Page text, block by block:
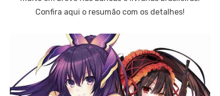
Confira aqui o resumão com os detalhes!